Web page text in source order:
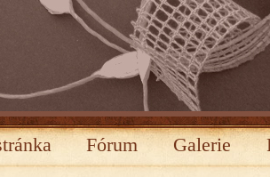
Fórum Galerie